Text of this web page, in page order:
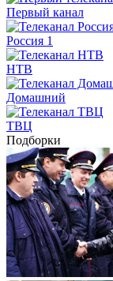
Первый канал
Россия 1
НТВ
Домашний
ТВЦ
Подборки